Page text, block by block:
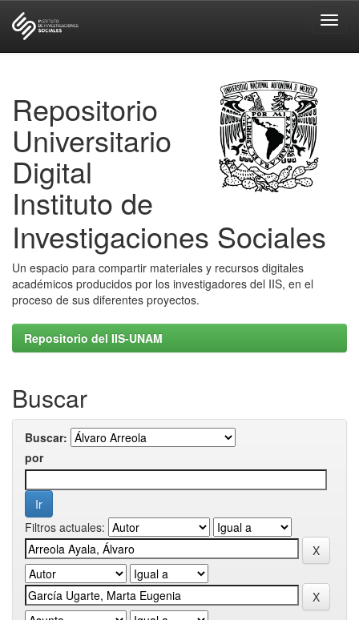
Repositorio
Universitario
Digital
Instituto de
Investigaciones Sociales
Un espacio para compartir materiales y recursos digitales
académicos producidos por los investigadores del IIS, en el
proceso de sus diferentes proyectos.
Repositorio del IIS-UNAM
Buscar
Buscar:
por
Filtros actuales: